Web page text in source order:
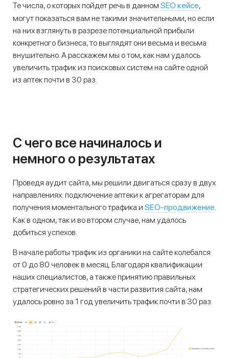
Те числа, о которых пойдет речь в данном SEO кейсе,
могут показаться вам не такими значительными, но если
на них взглянуть в разрезе потенциальной прибыли
конкретного бизнеса, то выглядят они весьма и весьма
внушительно. А расскажем мы о том, как нам удалось
увеличить трафик из поисковых систем на сайте одной
из аптек почти в 30 раз.
С чего все начиналось и
немного о результатах
Проведя аудит сайта, мы решили двигаться сразу в двух
направлениях: подключение аптеки к агрегаторам для
получения моментального трафика и SЕО-продвижение.
Как в одном, так и во втором случае, нам удалось
добиться успехов.
В начале работы трафик из органики на сайте колебался
от 0 до 80 человек в месяц. Благодаря квалификации
наших специалистов, а также принятию правильных
стратегических решений в части развития сайта, нам
удалось ровно за 1 год увеличить трафик почти в 30 раз.